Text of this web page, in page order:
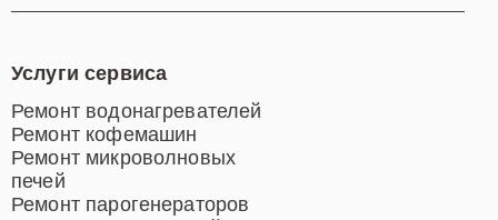
Услуги сервиса
Ремонт водонагревателей
Ремонт кофемашин
Ремонт микроволновых
печей
Ремонт парогенераторов